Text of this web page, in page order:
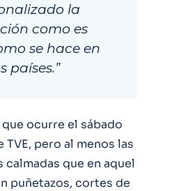
la
como es
se hace en
países.”
ocurre el sábado
pero al menos las
calmadas que en aquel
puñetazos, cortes de